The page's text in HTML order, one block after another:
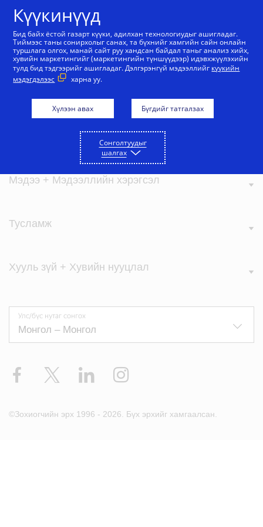
Бидний үнэ цэнэ
Мэдээ + Мэдээллийн хэрэгсэл
Тусламж
Хууль зүй + Хувийн нууцлал
Улс/бүс нутаг сонгох
Facebook LinkedIn
©Зохиогчийн эрх 1996 - 2026. Бүх эрхийг хамгаалсан.
Күүкинүүд
Бид байх ёстой газарт күүки, адилхан технологиудыг ашигладаг.
Тиймээс таны сонирхолыг санах, та бүхнийг хамгийн сайн онлайн
туршлага олгох, манай сайт руу хандсан байдал таньг анализ хийх,
хувийн маркетингийг (маркетингийн түншүүдээр) идэвхжүүлэхийн
тулд бид тэдгээрийг ашигладаг. Дэлгэрэнгүй мэдээллийг күүкийн
мэдэгдэлээс
харна уу.
Хүлээн авах Бүгдийг татгалзах
Сонголтуудыг
шалгах